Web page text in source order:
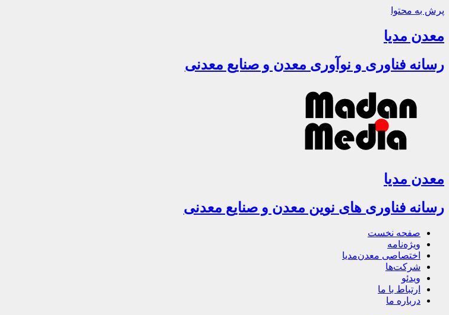
پرش به محتوا
معدن مدیا
رسانه فناوری و نوآوری معدن و صنایع معدنی
معدن مدیا
رسانه فناوری های نوین معدن و صنایع معدنی
صفحه نخست
ویژه‌نامه
اختصاصی معدن‌مدیا
شرکت‌ها
ویدئو
ارتباط با ما
درباره ما